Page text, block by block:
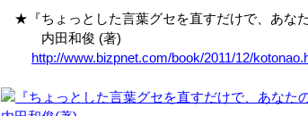
★『ちょっとした言葉グセを直すだけで、あなた
内田和俊 (著)
http://www.bizpnet.com/book/2011/12/